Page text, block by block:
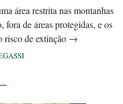
área restrita nas montanhas
de áreas protegidas, e os
risco de extinção →